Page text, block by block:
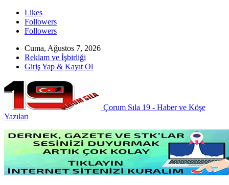
Likes
Followers
Followers
Cuma, Ağustos 7, 2026
Reklam ve İşbirliği
Giriş Yap & Kayıt Ol
Çorum Sıla 19 - Haber ve Köşe
Yazıları